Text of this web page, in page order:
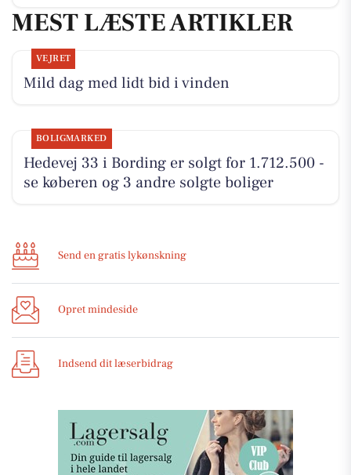
MEST LÆSTE ARTIKLER
VEJRET
Mild dag med lidt bid i vinden
BOLIGMARKED
Hedevej 33 i Bording er solgt for 1.712.500 -
se køberen og 3 andre solgte boliger
Send en gratis lykønskning
Opret mindeside
Indsend dit læserbidrag